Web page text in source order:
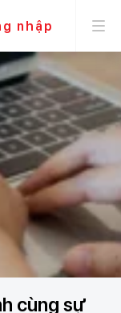
nhập
cùng sự